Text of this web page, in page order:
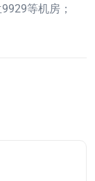
等机房；